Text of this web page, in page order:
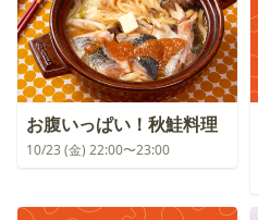
お腹いっぱい！秋鮭料理
10/23 (金) 22:00〜23:00